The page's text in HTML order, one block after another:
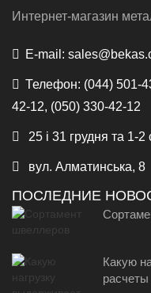
Интернет-магазин
E-mail:
Телефон: (044) 501-
42-12, (050) 330-42-12
25 і 31 грудня та 1-
вул. Алматинська, 8
ПОСЛЕДНИЕ
Какую